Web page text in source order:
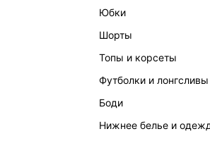
юбки
шорты
топы и корсеты
футболки и лонгсливы
боди
нижнее белье и